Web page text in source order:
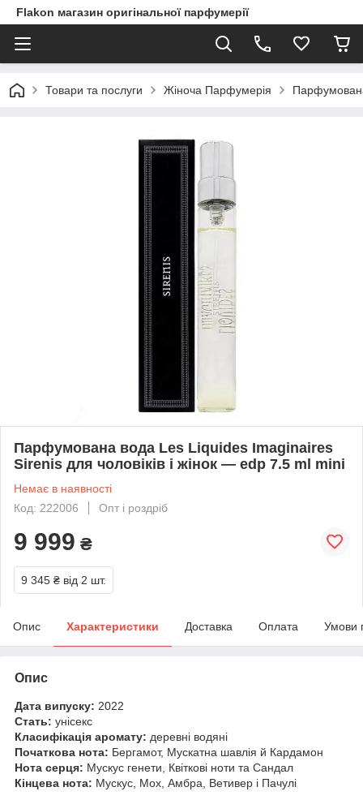
Flakon магазин оригінальної парфумерії
Товари та послуги Жіноча Парфумерія
Парфумована вода Les Liquides Imaginaires
Sirenis для чоловіків і жінок — edp 7.5 ml mini
Немає в наявності
Код: 222006
Опт і роздріб
9 999 ₴
9 345 ₴ від 2 шт.
Опис Характеристики Доставка Оплата Умови
Опис
Дата випуску: 2022
Стать: унісекс
Класифікація аромату: деревні водяні
Початкова нота: Бергамот, Мускатна шавлія й Кардамон
Нота серця: Мускус генети, Квіткові ноти та Сандал
Кінцева нота: Мускус, Мох, Амбра, Ветивер і Пачулі